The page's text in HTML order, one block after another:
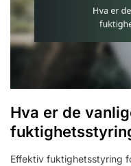
Hva er de
Effektiv fuktighetsstyring